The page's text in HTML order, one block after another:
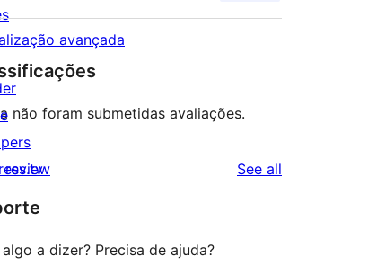
avançada
não foram submetidas avaliações.
review See all
algo a dizer? Precisa de ajuda?